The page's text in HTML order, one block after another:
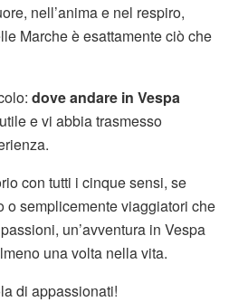
nell’anima e nel respiro,
Marche è esattamente ciò che
dove andare in Vespa
e vi abbia trasmesso
con tutti i cinque sensi, se
o semplicemente viaggiatori che
un’avventura in Vespa
una volta nella vita.
di appassionati!